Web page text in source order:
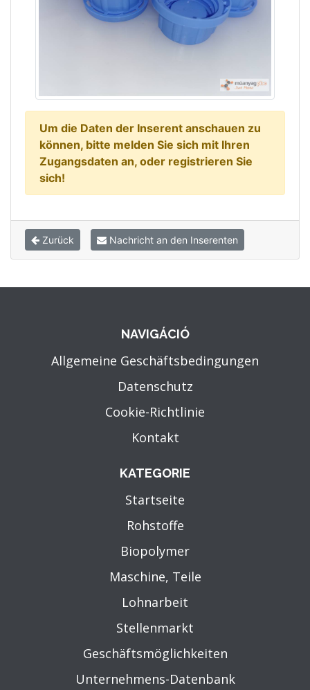
Um die Daten der Inserent anschauen zu
können, bitte melden Sie sich mit Ihren
Zugangsdaten an, oder registrieren Sie
sich!
Zurück Nachricht an den Inserenten
NAVIGÁCIÓ
Allgemeine Geschäftsbedingungen
Datenschutz
Cookie-Richtlinie
Kontakt
KATEGORIE
Startseite
Rohstoffe
Biopolymer
Maschine, Teile
Lohnarbeit
Stellenmarkt
Geschäftsmöglichkeiten
Unternehmens-Datenbank